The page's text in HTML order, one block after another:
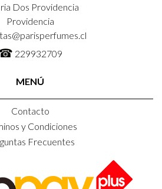
Dos Providencia
Providencia
229932709
MENÚ
Contacto
y Condiciones
Frecuentes